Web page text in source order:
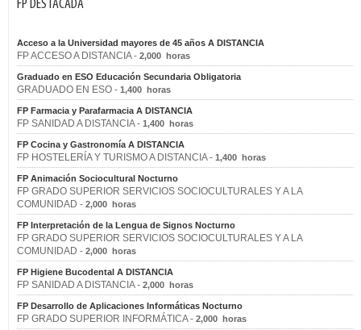
FP DESTACADA
Acceso a la Universidad mayores de 45 años A DISTANCIA
FP ACCESO A DISTANCIA - 2,000 horas
Graduado en ESO Educación Secundaria Obligatoria
GRADUADO EN ESO - 1,400 horas
FP Farmacia y Parafarmacia A DISTANCIA
FP SANIDAD A DISTANCIA - 1,400 horas
FP Cocina y Gastronomía A DISTANCIA
FP HOSTELERÍA Y TURISMO A DISTANCIA - 1,400 horas
FP Animación Sociocultural Nocturno
FP GRADO SUPERIOR SERVICIOS SOCIOCULTURALES Y A LA
COMUNIDAD - 2,000 horas
FP Interpretación de la Lengua de Signos Nocturno
FP GRADO SUPERIOR SERVICIOS SOCIOCULTURALES Y A LA
COMUNIDAD - 2,000 horas
FP Higiene Bucodental A DISTANCIA
FP SANIDAD A DISTANCIA - 2,000 horas
FP Desarrollo de Aplicaciones Informáticas Nocturno
FP GRADO SUPERIOR INFORMÁTICA - 2,000 horas